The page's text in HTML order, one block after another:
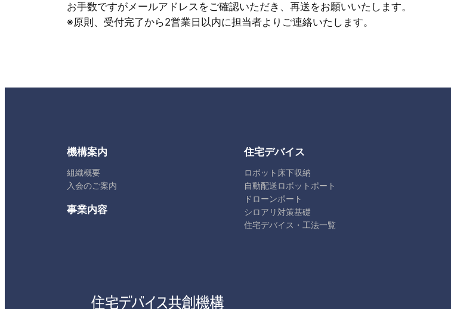
お手数ですがメールアドレスをご確認いただき、再送をお願いいたします。
※原則、受付完了から2営業日以内に担当者よりご連絡いたします。
機構案内
組織概要
入会のご案内
事業内容
住宅デバイス
ロボット床下収納
自動配送ロボットポート
ドローンポート
シロアリ対策基礎
住宅デバイス・工法一覧